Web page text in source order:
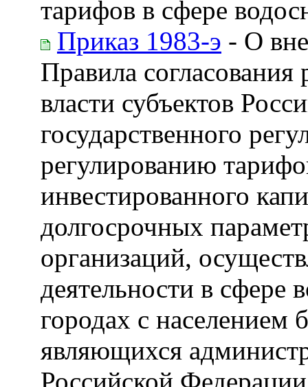
тарифов в сфере
Приказ 1983-э - О
Правила
власти субъектов
государственного
регулированию
инвестированного
долгосрочных
организаций,
деятельности в сфере
городах с населением
являющихся
Российской